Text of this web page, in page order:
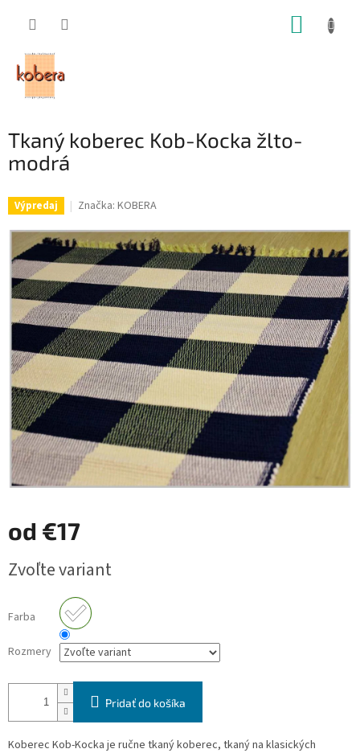
Tkaný koberec Kob-Kocka žlto-
modrá
Výpredaj Značka: KOBERA
od €17
cena:
Zvoľte variant
Farba
Rozmery
Pridať do košíka
Koberec Kob-Kocka je ručne tkaný koberec, tkaný na klasických